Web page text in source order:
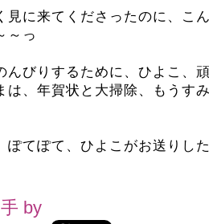
見に来てくださったのに、こ
～っ
んびりするために、ひよこ、
は、年賀状と大掃除、もうす
ぽてぽて、ひよこがお送りし